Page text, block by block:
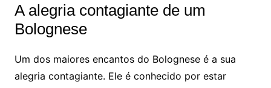
A alegria contagiante de um
Bolognese
Um dos maiores encantos do Bolognese é a sua
alegria contagiante. Ele é conhecido por estar